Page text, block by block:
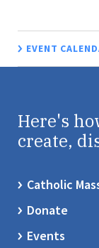
EVENT
Here's
create,
Catholic
Donate
Events